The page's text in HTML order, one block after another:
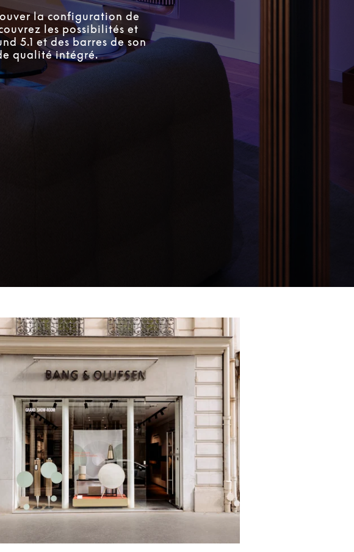
la configuration de
les possibilités et
5.1 et des barres de son
qualité intégré.
New Tab
New Tab